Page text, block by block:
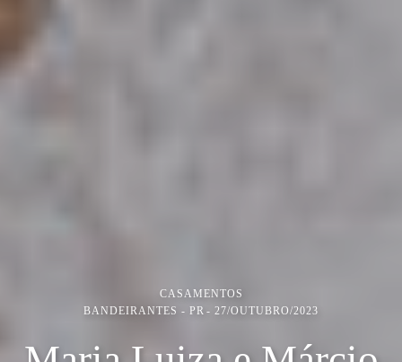
CASAMENTOS
BANDEIRANTES - PR
27/OUTUBRO/2023